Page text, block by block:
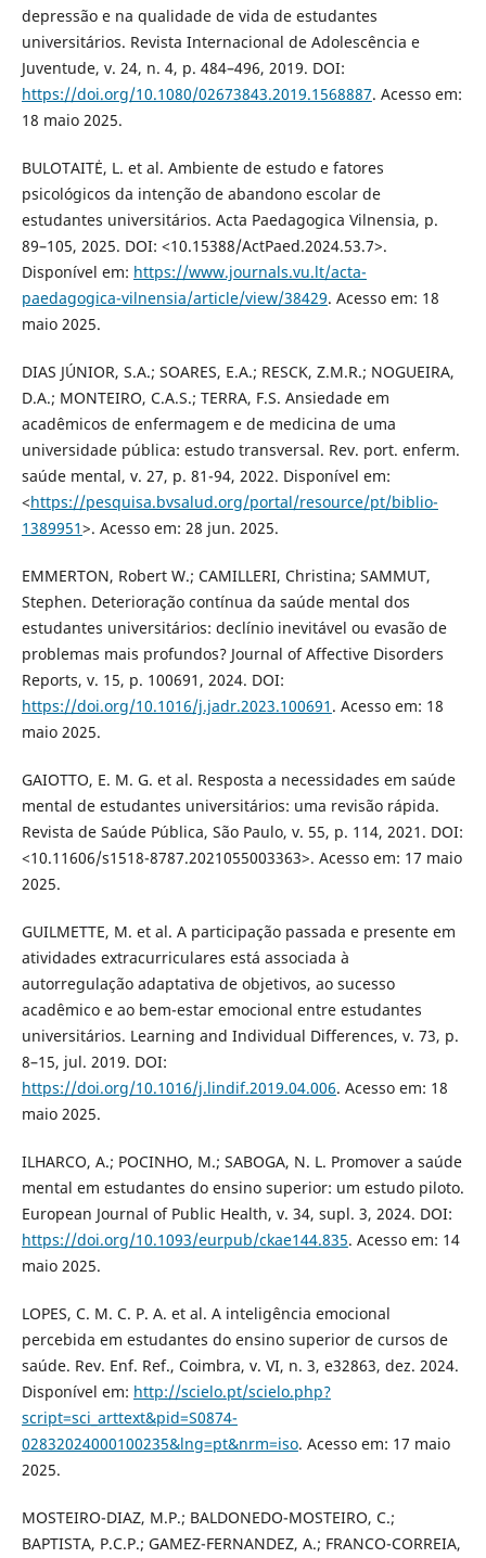
depressão e na qualidade de vida de estudantes
universitários. Revista Internacional de Adolescência e
Juventude, v. 24, n. 4, p. 484–496, 2019. DOI:
https://doi.org/10.1080/02673843.2019.1568887. Acesso em:
18 maio 2025.
BULOTAITĖ, L. et al. Ambiente de estudo e fatores
psicológicos da intenção de abandono escolar de
estudantes universitários. Acta Paedagogica Vilnensia, p.
89–105, 2025. DOI: <10.15388/ActPaed.2024.53.7>.
Disponível em: https://www.journals.vu.lt/acta-
paedagogica-vilnensia/article/view/38429. Acesso em: 18
maio 2025.
DIAS JÚNIOR, S.A.; SOARES, E.A.; RESCK, Z.M.R.; NOGUEIRA,
D.A.; MONTEIRO, C.A.S.; TERRA, F.S. Ansiedade em
acadêmicos de enfermagem e de medicina de uma
universidade pública: estudo transversal. Rev. port. enferm.
saúde mental, v. 27, p. 81-94, 2022. Disponível em:
<https://pesquisa.bvsalud.org/portal/resource/pt/biblio-
1389951>. Acesso em: 28 jun. 2025.
EMMERTON, Robert W.; CAMILLERI, Christina; SAMMUT,
Stephen. Deterioração contínua da saúde mental dos
estudantes universitários: declínio inevitável ou evasão de
problemas mais profundos? Journal of Affective Disorders
Reports, v. 15, p. 100691, 2024. DOI:
https://doi.org/10.1016/j.jadr.2023.100691 . Acesso em: 18
maio 2025.
GAIOTTO, E. M. G. et al. Resposta a necessidades em saúde
mental de estudantes universitários: uma revisão rápida.
Revista de Saúde Pública, São Paulo, v. 55, p. 114, 2021. DOI:
<10.11606/s1518-8787.2021055003363>. Acesso em: 17 maio
2025.
GUILMETTE, M. et al. A participação passada e presente em
atividades extracurriculares está associada à
autorregulação adaptativa de objetivos, ao sucesso
acadêmico e ao bem-estar emocional entre estudantes
universitários. Learning and Individual Differences, v. 73, p.
8–15, jul. 2019. DOI:
https://doi.org/10.1016/j.lindif.2019.04.006. Acesso em: 18
maio 2025.
ILHARCO, A.; POCINHO, M.; SABOGA, N. L. Promover a saúde
mental em estudantes do ensino superior: um estudo piloto.
European Journal of Public Health, v. 34, supl. 3, 2024. DOI:
https://doi.org/10.1093/eurpub/ckae144.835. Acesso em: 14
maio 2025.
LOPES, C. M. C. P. A. et al. A inteligência emocional
percebida em estudantes do ensino superior de cursos de
saúde. Rev. Enf. Ref., Coimbra, v. VI, n. 3, e32863, dez. 2024.
Disponível em: http://scielo.pt/scielo.php?
script=sci_arttext&pid=S0874-
02832024000100235&lng=pt&nrm=iso. Acesso em: 17 maio
2025.
MOSTEIRO-DIAZ, M.P.; BALDONEDO-MOSTEIRO, C.;
BAPTISTA, P.C.P.; GAMEZ-FERNANDEZ, A.; FRANCO-CORREIA,